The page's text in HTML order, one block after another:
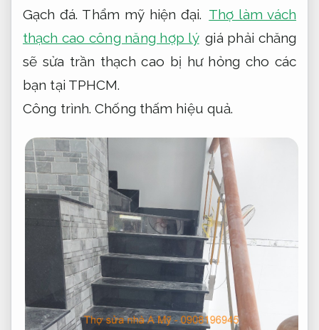
Gạch đá. Thẩm mỹ hiện đại. Thợ làm vách
thạch cao công năng hợp lý giá phải chăng
sẽ sửa trần thạch cao bị hư hỏng cho các
bạn tại TPHCM.
Công trình. Chống thấm hiệu quả.